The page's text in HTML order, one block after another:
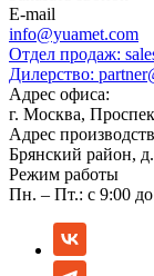
E-mail
info@yuamet.com
Отдел продаж:
Дилерство:
Адрес офиса:
г. Москва,
Адрес
Брянский район,
Режим работы
Пн. – Пт.: с 9:00